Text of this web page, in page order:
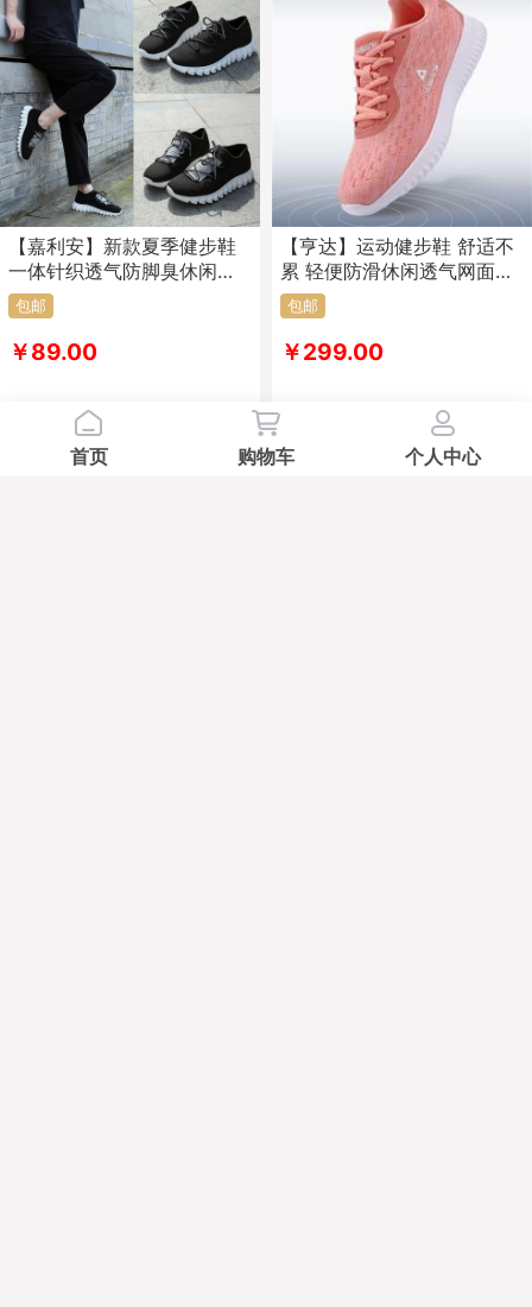
【嘉利安】新款夏季健步鞋
一体针织透气防脚臭休闲鞋
男款206款
包邮
￥89.00
【亨达】运动健步鞋 舒适不
累 轻便防滑休闲透气网面单
鞋包邮
￥299.00
首页 购物车 个人中心